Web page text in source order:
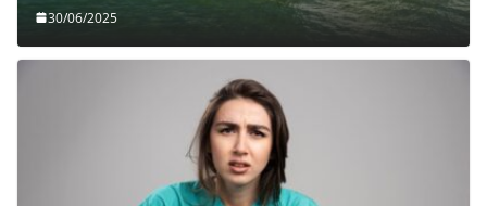
30/06/2025